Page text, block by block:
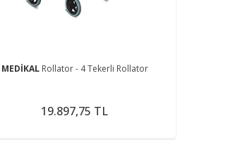
MEDİKAL Rollator - 4 Tekerli Rollator
19.897,75 TL